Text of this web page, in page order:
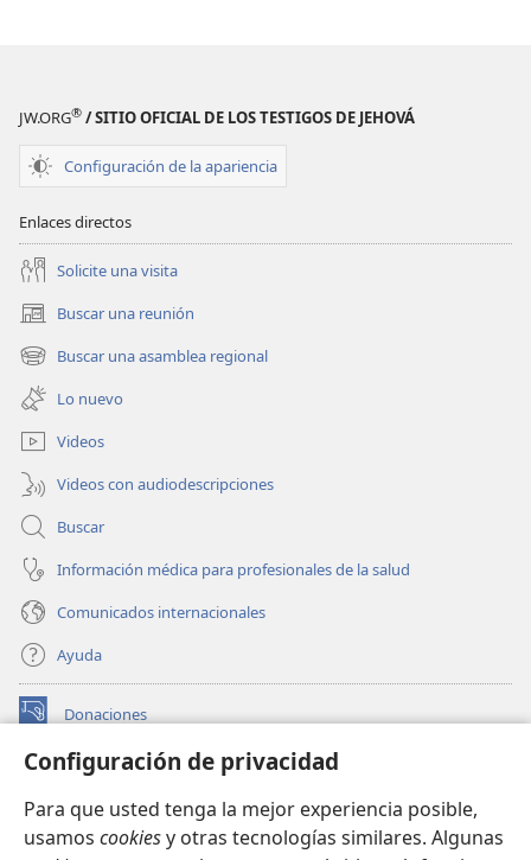
Configuración de privacidad
Para que usted tenga la mejor experiencia posible,
usamos cookiesy otras tecnologías similares. Algunas
Julio
JW.ORG® / SITIO OFICIAL DE LOS TESTIGOS DE JEHOVÁ
Configuración de la apariencia
Enlaces directos
Solicite una visita
Buscar una reunión
(abre
una
nueva
ventana)
Buscar una asamblea regional
(abre
una
nueva
ventana)
Lo nuevo
Videos
Videos con audiodescripciones
Buscar
Información médica para profesionales de la salud
Comunicados internacionales
Ayuda
Donaciones
(abre
nueva BIBLIOTECA EN LÍNEA Watchtower™
una
nuevaJW Hub
(abre